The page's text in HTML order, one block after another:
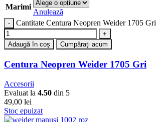
Marimi
Anulează
Cantitate Centura Neopren Weider 1705 Gri
Adaugă în coș Cumpărați acum
Centura Neopren Weider 1705 Gri
Accesorii
Evaluat la 4.50 din 5
49,00 lei
Stoc epuizat